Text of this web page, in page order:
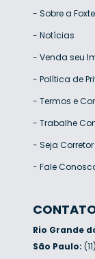
- Sobre a
- Notícias
- Venda seu
- Política de
- Termos e
- Trabalhe
- Seja Corretor
- Fale
Rio Grande
São Paulo: